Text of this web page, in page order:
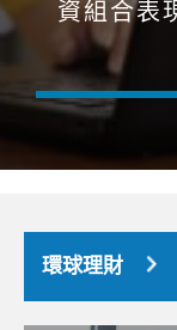
資組合表
環球理財